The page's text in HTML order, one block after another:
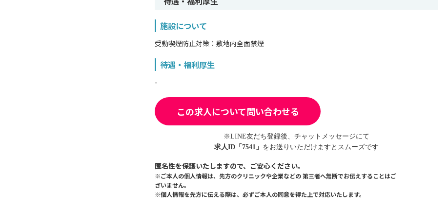
施設について
受動喫煙防止対策：敷地内全面禁煙
待遇・福利厚生
-
この求人について問い合わせる
※LINE友だち登録後、チャットメッセージにて
求人ID「7541」 をお送りいただけますとスムーズです
匿名性を保護いたしますので、ご安心ください。
※ご本人の個人情報は、先方のクリニックや企業などの第三者へ無断でお伝えすることはご
ざいません。
※個人情報を先方に伝える際は、必ずご本人の同意を得た上で対応いたします。